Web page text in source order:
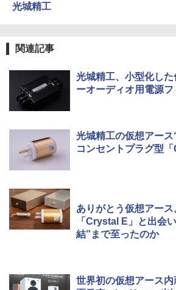
光城精工
関連記事
光城精工、小型化し
ーオーディオ用電源フ
光城精工の仮想アース
コンセントプラグ型
ありがとう仮想アー
「Crystal E」と出会
結”まで至ったのか
世界初の仮想アース